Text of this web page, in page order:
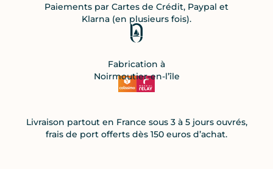
Paiements par Cartes de Crédit, Paypal et
Klarna (en plusieurs fois).
Fabrication à
Noirmoutier-en-l’île
Livraison partout en France sous 3 à 5 jours ouvrés,
frais de port offerts dès 150 euros d’achat.